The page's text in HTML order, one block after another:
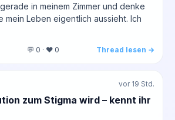
in meinem Zimmer und denke
mein Leben eigentlich aussieht. Ich
💬 0 · ❤️ 0 Thread lesen →
vor 19 Std.
zum Stigma wird – kennt ihr